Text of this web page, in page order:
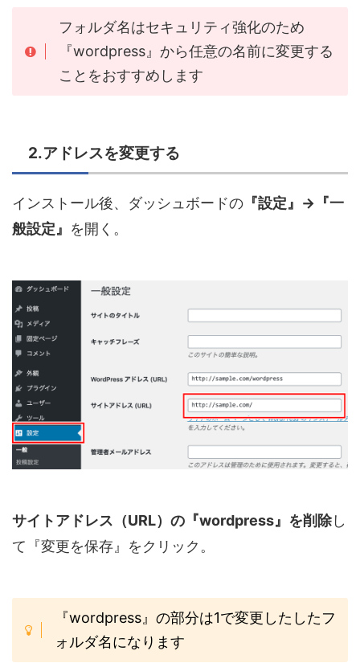
フォルダ名はセキュリティ強化のため
『wordpress』から任意の名前に変更する
ことをおすすめします
2.アドレスを変更する
インストール後、ダッシュボードの 『設定』→『一
般設定』 を開く。
サイトアドレス（URL）の『wordpress』を削除し
て『変更を保存』をクリック。
『wordpress』の部分は1で変更したしたフ
ォルダ名になります